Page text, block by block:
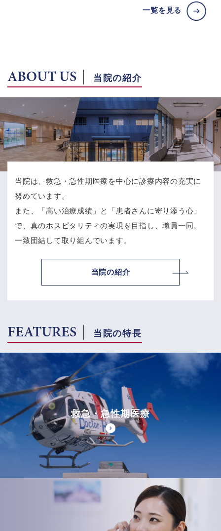
一覧を見る
ABOUT US 当院の紹介
当院は、救急・急性期医療を中心に診療内容の充実に
努めています。
また、「高い治療成績」と「患者さんに寄り添う心」
で、 真のホスピタリティの実現を目指し、職員一同、
一致団結して取り組んでいます。
当院の紹介
FEATURES 当院の特長
救急・急性期医療